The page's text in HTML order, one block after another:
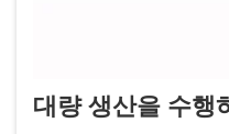
대량 생산을 수행